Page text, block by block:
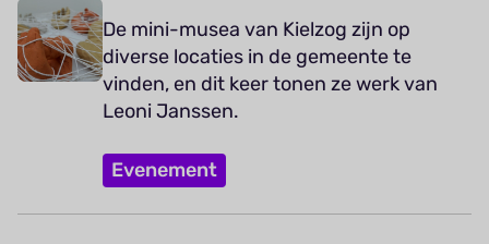
De mini-musea van Kielzog zijn op
diverse locaties in de gemeente te
vinden, en dit keer tonen ze werk van
Leoni Janssen.
Evenement